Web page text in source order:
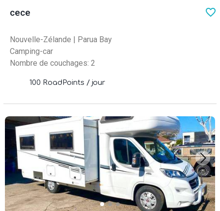
cece
Nouvelle-Zélande | Parua Bay
Camping-car
Nombre de couchages: 2
100 RoadPoints / jour